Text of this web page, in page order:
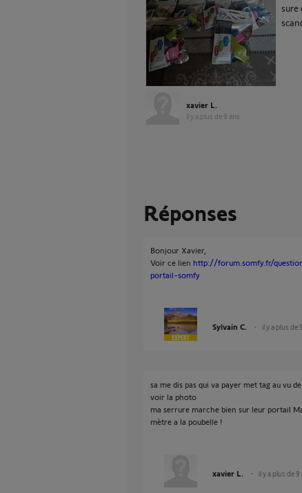
sure
xavier L.
il y a plus de 9 ans
Réponses
Bonjour Xavier,
Voir ce lien http://forum.somfy.fr/
portail-somfy
Sylvain C. il y a plus de
sa me dis pas qui va payer met tag au vu
voir la photo
ma serrure marche bien sur leur portail
mètre a la poubelle !
xavier L. il y a plus de 9